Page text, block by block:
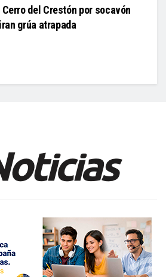
del Crestón por socavón
grúa atrapada